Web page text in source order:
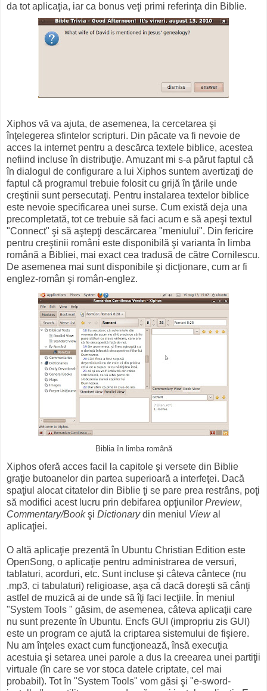
da tot aplicaţia, iar ca bonus veţi primi referinţa din Biblie.
Xiphos vă va ajuta, de asemenea, la cercetarea şi
înţelegerea sfintelor scripturi. Din păcate va fi nevoie de
acces la internet pentru a descărca textele biblice, acestea
nefiind incluse în distribuţie. Amuzant mi s-a părut faptul că
în dialogul de configurare a lui Xiphos suntem avertizaţi de
faptul că programul trebuie folosit cu grijă în ţările unde
creştinii sunt persecutaţi. Pentru instalarea textelor biblice
este nevoie specificarea unei surse. Cum există deja una
precompletată, tot ce trebuie să faci acum e să apeşi textul
"Connect" şi să aştepţi descărcarea "meniului". Din fericire
pentru creştinii români este disponibilă şi varianta în limba
română a Bibliei, mai exact cea tradusă de către Cornilescu.
De asemenea mai sunt disponibile şi dicţionare, cum ar fi
englez-român şi român-englez.
Biblia în limba română
Xiphos oferă acces facil la capitole şi versete din Biblie
graţie butoanelor din partea superioară a interfeţei. Dacă
spaţiul alocat citatelor din Biblie ţi se pare prea restrâns, poţi
să modifici acest lucru prin debifarea opţiunilor Preview,
Commentary/Bookşi Dictionarydin meniul Viewal
aplicaţiei.
O altă aplicaţie prezentă în Ubuntu Christian Edition este
OpenSong, o aplicaţie pentru administrarea de versuri,
tablaturi, acorduri, etc. Sunt incluse şi câteva cântece (nu
.mp3, ci tabulaturi) religioase, aşa că dacă doreşti să cânţi
astfel de muzică ai de unde să îţi faci lecţiile. În meniul
"System Tools " găsim, de asemenea, câteva aplicaţii care
nu sunt prezente în Ubuntu. Encfs GUI (impropriu zis GUI)
este un program ce ajută la criptarea sistemului de fişiere.
Nu am înţeles exact cum funcţionează, însă execuţia
acestuia şi setarea unei parole a dus la creearea unei partiţii
virtuale (în care se vor stoca datele criptate, cel mai
probabil). Tot în "System Tools" vom găsi şi "e-sword-